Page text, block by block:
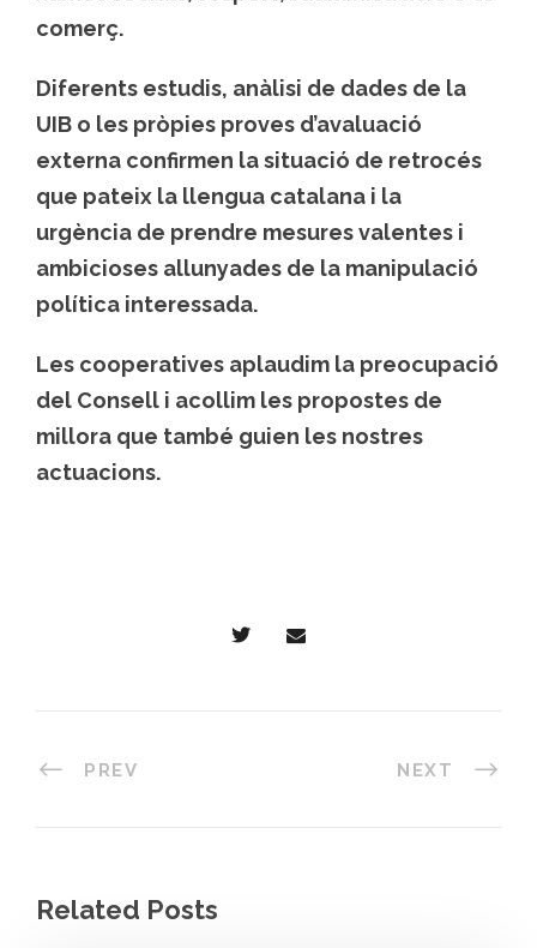
comerç.
Diferents estudis, anàlisi de dades de la
UIB o les pròpies proves d’avaluació
externa confirmen la situació de retrocés
que pateix la llengua catalana i la
urgència de prendre mesures valentes i
ambicioses allunyades de la manipulació
política interessada.
Les cooperatives aplaudim la preocupació
del Consell i acollim les propostes de
millora que també guien les nostres
actuacions.
PREV NEXT
Related Posts